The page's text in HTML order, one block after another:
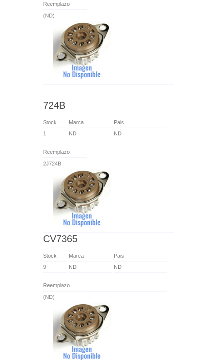
Reemplazo
(ND)
724B
Stock Marca
Pais
1
ND ND
Reemplazo
2J724B
CV7365
Stock Marca
Pais
9
ND ND
Reemplazo
(ND)